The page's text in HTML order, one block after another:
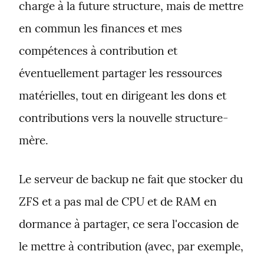
charge à la future structure, mais de mettre
en commun les finances et mes
compétences à contribution et
éventuellement partager les ressources
matérielles, tout en dirigeant les dons et
contributions vers la nouvelle structure-
mère.
Le serveur de backup ne fait que stocker du
ZFS et a pas mal de CPU et de RAM en
dormance à partager, ce sera l'occasion de
le mettre à contribution (avec, par exemple,